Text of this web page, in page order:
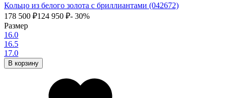
Кольцо из белого золота с бриллиантами (042672)
178 500 ₽124 950 ₽- 30%
Размер
16.0
16.5
17.0
В корзину